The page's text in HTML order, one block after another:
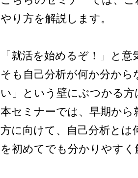
やり方を解説します。
「就活を始めるぞ！」と
そも自己分析が何か分か
い」という壁にぶつかる方
本セミナーでは、早期か
方に向けて、自己分析と
を初めてでも分かりやすく